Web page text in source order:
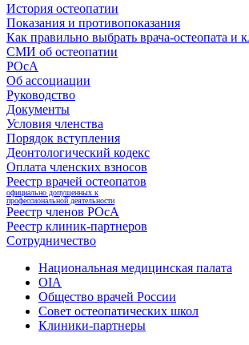
История остеопатии
Показания и противопоказания
Как правильно выбрать врача-остеопата и
СМИ об остеопатии
РОсА
Об ассоциации
Руководство
Документы
Условия членства
Порядок вступления
Деонтологический кодекс
Оплата членских взносов
Реестр врачей остеопатов
официально допущенных к
профессиональной деятельности
Реестр членов РОсА
Реестр клиник-партнеров
Сотрудничество
Национальная медицинская палата
OIA
Общество врачей России
Совет остеопатических школ
Клиники-партнеры